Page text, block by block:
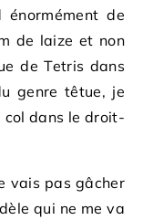
de
de laize et non
de Tetris dans
genre têtue, je
col dans le droit-
vais pas gâcher
qui ne me va